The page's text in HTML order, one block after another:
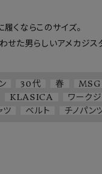
くならこのサイズ。
せた男らしいアメカジ
30代 春
KLASICA
ワークジ
ツ
ベルト チノパン